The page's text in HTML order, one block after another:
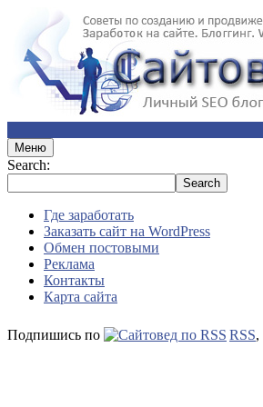
Меню
Search:
Где заработать
Заказать сайт на WordPress
Обмен постовыми
Реклама
Контакты
Карта сайта
Подпишись по RSS,